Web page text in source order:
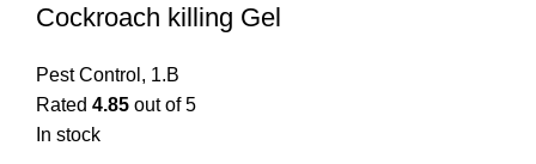
Cockroach killing Gel
Pest Control , 1.B
Rated 4.85 out of 5
In stock